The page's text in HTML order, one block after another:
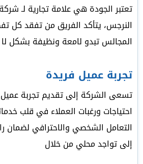
تعتبر الجودة هي علامة تجارية لـ
النرجس، يتأكد الفريق من تفقد كل
المجالس تبدو لامعة ونظيفة بشكل
تجربة عميل فريدة
تسعى الشركة إلى تقديم تجربة
احتياجات ورغبات العملاء في قلب
التعامل الشخصي والاحترافي لضمان
إلى تواجد محلي من خلال